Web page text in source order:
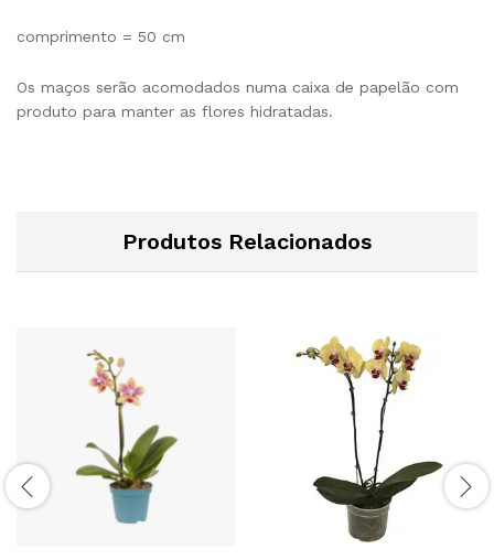
comprimento = 50 cm
Os maços serão acomodados numa caixa de papelão com
produto para manter as flores hidratadas.
Produtos Relacionados